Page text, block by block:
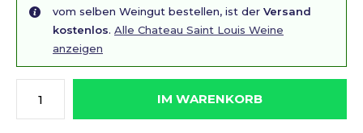
vom selben Weingut bestellen, ist der Versand
kostenlos. Alle Chateau Saint Louis Weine
anzeigen
IM WARENKORB